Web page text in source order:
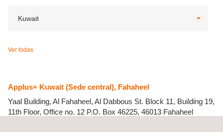
Kuwait
Ver todas
Applus+ Kuwait (Sede central), Fahaheel
Yaal Building, Al Fahaheel, Al Dabbous St. Block 11, Building 19,
11th Floor, Office no. 12 P.O. Box 46225, 46013 Fahaheel